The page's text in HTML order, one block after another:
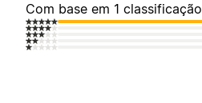
Com base em 1 classificação